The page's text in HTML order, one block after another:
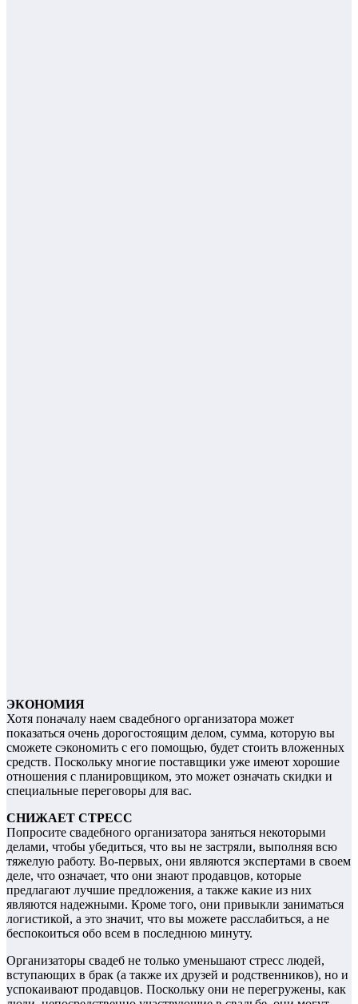
ЭКОНОМИЯ
Хотя поначалу наем свадебного организатора может
показаться очень дорогостоящим делом, сумма, которую вы
сможете сэкономить с его помощью, будет стоить вложенных
средств. Поскольку многие поставщики уже имеют хорошие
отношения с планировщиком, это может означать скидки и
специальные переговоры для вас.
СНИЖАЕТ СТРЕСС
Попросите свадебного организатора заняться некоторыми
делами, чтобы убедиться, что вы не застряли, выполняя всю
тяжелую работу. Во-первых, они являются экспертами в своем
деле, что означает, что они знают продавцов, которые
предлагают лучшие предложения, а также какие из них
являются надежными. Кроме того, они привыкли заниматься
логистикой, а это значит, что вы можете расслабиться, а не
беспокоиться обо всем в последнюю минуту.
Организаторы свадеб не только уменьшают стресс людей,
вступающих в брак (а также их друзей и родственников), но и
успокаивают продавцов. Поскольку они не перегружены, как